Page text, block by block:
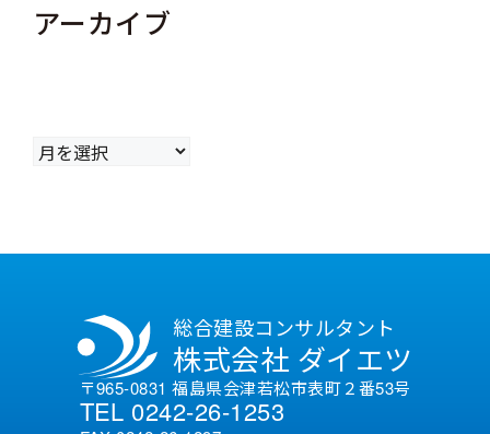
アーカイブ
ア
ー
総合建設コンサルタント
株式会社 ダイエツ
〒965-0831 福島県会津若松市表町２番53号
TEL 0242-26-1253